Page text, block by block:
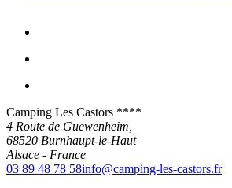
Camping Les Castors ****
4 Route de Guewenheim,
68520 Burnhaupt-le-Haut
Alsace - France
03 89 48 78 58info@camping-les-castors.fr